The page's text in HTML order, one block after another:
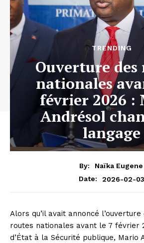
TRENDING
Ouverture des
nationales
février 2026 :
Andrésol
langage
By:
Naïka Eugene
Date:
2026-02-03
Alors qu’il avait annoncé l’ouverture
routes nationales avant le 7 février
d’État à la Sécurité publique, Mario